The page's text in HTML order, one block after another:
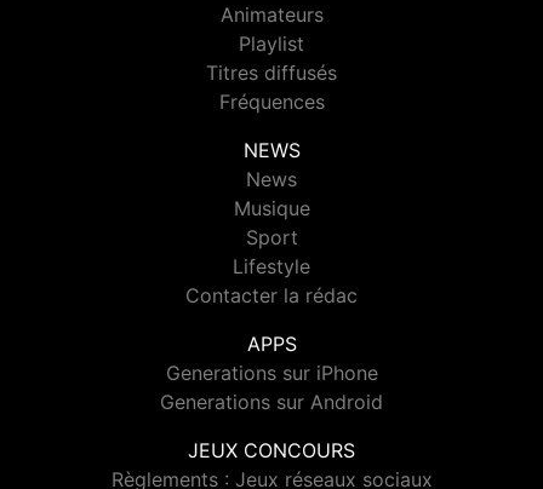
Animateurs
Playlist
Titres diffusés
Fréquences
NEWS
News
Musique
Sport
Lifestyle
Contacter la rédac
APPS
Generations sur iPhone
Generations sur Android
JEUX CONCOURS
Règlements : Jeux réseaux sociaux